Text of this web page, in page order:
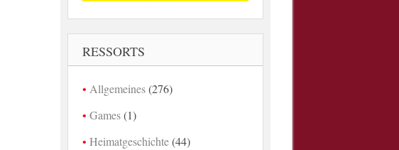
RESSORTS
Allgemeines(276)
Games(1)
Heimatgeschichte(44)